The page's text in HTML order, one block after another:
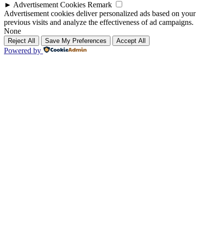
► Advertisement Cookies Remark
Advertisement cookies deliver personalized ads based on your
previous visits and analyze the effectiveness of ad campaigns.
None
Reject All Save My Preferences Accept All
Powered by